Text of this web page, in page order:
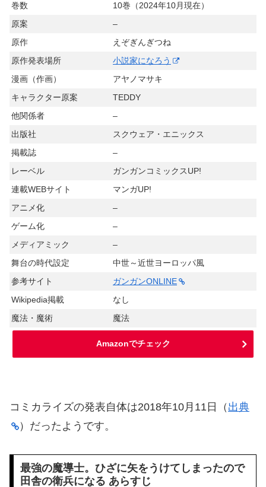
巻数
10巻（2024年10月現在）
原案
–
原作
えぞぎんぎつね
原作発表場所
小説家になろう
漫画（作画）
アヤノマサキ
キャラクター原案
TEDDY
他関係者
–
出版社
スクウェア・エニックス
掲載誌
–
レーベル
ガンガンコミックスUP!
連載WEBサイト
マンガUP!
アニメ化
–
ゲーム化
–
メディアミック
–
舞台の時代設定
中世～近世ヨーロッパ風
参考サイト
ガンガンONLINE
Wikipedia掲載
なし
魔法・魔術
魔法
Amazonでチェック
コミカライズの発表自体は2018年10月11日（ 出典
）だったようです。
最強の魔導士。ひざに矢をうけてしまったので
田舎の衛兵になる あらすじ